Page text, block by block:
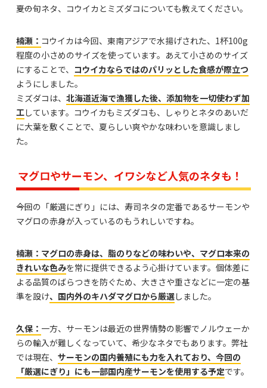
――夏の旬ネタ、コウイカとミズダコについても教えてください。
楠瀬： コウイカは今回、東南アジアで水揚げされた、1杯100g
程度の小さめのサイズを使っています。あえて小さめのサイズ
にすることで、 コウイカならではのパリッとした食感が際立つ
ようにしました。
ミズダコは、 北海道近海で漁獲した後、添加物を一切使わず加
工しています。コウイカもミズダコも、しゃりとネタのあいだ
に大葉を敷くことで、夏らしい爽やかな味わいを意識しまし
た。
マグロやサーモン、イワシなど人気のネタも！
――今回の「厳選にぎり」には、寿司ネタの定番であるサーモンや
マグロの赤身が入っているのもうれしいですね。
楠瀬：マグロの赤身は、脂のりなどの味わいや、マグロ本来の
きれいな色みを常に提供できるよう心掛けています。個体差に
よる品質のばらつきを防ぐため、大きさや重さなどに一定の基
準を設け、国内外のキハダマグロから厳選しました。
久保： 一方、サーモンは最近の世界情勢の影響でノルウェーか
らの輸入が難しくなっていて、希少なネタでもあります。弊社
では現在、 サーモンの国内養殖にも力を入れており、今回の
「厳選にぎり」にも一部国内産サーモンを使用する予定です。